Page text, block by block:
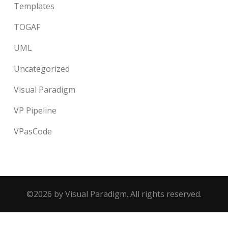
Templates
TOGAF
UML
Uncategorized
Visual Paradigm
VP Pipeline
VPasCode
©2026 by Visual Paradigm. All rights reserved.